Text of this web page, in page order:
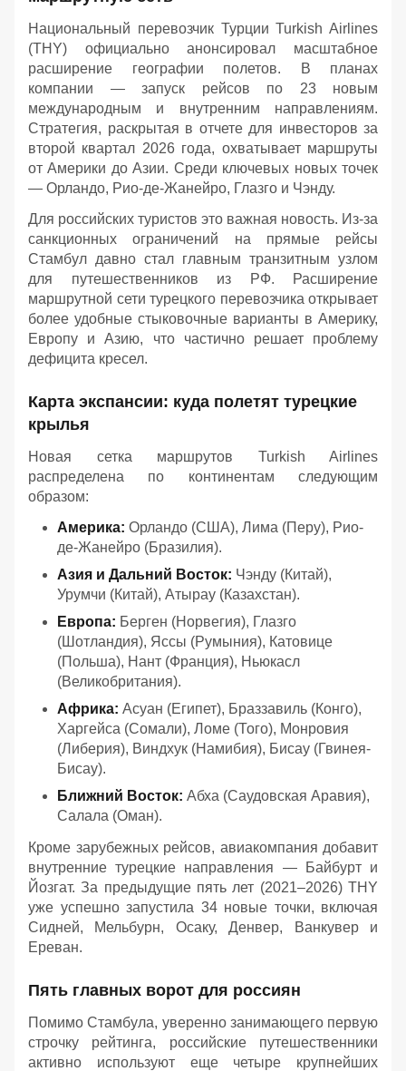
Национальный перевозчик Турции Turkish Airlines
(THY) официально анонсировал масштабное
расширение географии полетов. В планах
компании — запуск рейсов по 23 новым
международным и внутренним направлениям.
Стратегия, раскрытая в отчете для инвесторов за
второй квартал 2026 года, охватывает маршруты
от Америки до Азии. Среди ключевых новых точек
— Орландо, Рио-де-Жанейро, Глазго и Чэнду.
Для российских туристов это важная новость. Из-за
санкционных ограничений на прямые рейсы
Стамбул давно стал главным транзитным узлом
для путешественников из РФ. Расширение
маршрутной сети турецкого перевозчика открывает
более удобные стыковочные варианты в Америку,
Европу и Азию, что частично решает проблему
дефицита кресел.
Карта экспансии: куда полетят турецкие
крылья
Новая сетка маршрутов Turkish Airlines
распределена по континентам следующим
образом:
Америка: Орландо (США), Лима (Перу), Рио-
де-Жанейро (Бразилия).
Азия и Дальний Восток: Чэнду (Китай),
Урумчи (Китай), Атырау (Казахстан).
Европа: Берген (Норвегия), Глазго
(Шотландия), Яссы (Румыния), Катовице
(Польша), Нант (Франция), Ньюкасл
(Великобритания).
Африка: Асуан (Египет), Браззавиль (Конго),
Харгейса (Сомали), Ломе (Того), Монровия
(Либерия), Виндхук (Намибия), Бисау (Гвинея-
Бисау).
Ближний Восток: Абха (Саудовская Аравия),
Салала (Оман).
Кроме зарубежных рейсов, авиакомпания добавит
внутренние турецкие направления — Байбурт и
Йозгат. За предыдущие пять лет (2021–2026) THY
уже успешно запустила 34 новые точки, включая
Сидней, Мельбурн, Осаку, Денвер, Ванкувер и
Ереван.
Пять главных ворот для россиян
Помимо Стамбула, уверенно занимающего первую
строчку рейтинга, российские путешественники
активно используют еще четыре крупнейших